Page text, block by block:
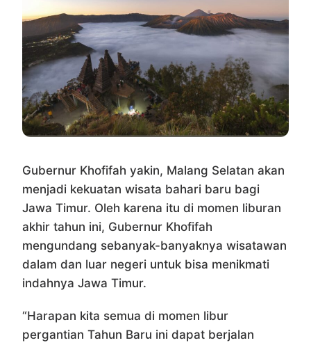
Gubernur Khofifah yakin, Malang Selatan akan
menjadi kekuatan wisata bahari baru bagi
Jawa Timur. Oleh karena itu di momen liburan
akhir tahun ini, Gubernur Khofifah
mengundang sebanyak-banyaknya wisatawan
dalam dan luar negeri untuk bisa menikmati
indahnya Jawa Timur.
“Harapan kita semua di momen libur
pergantian Tahun Baru ini dapat berjalan